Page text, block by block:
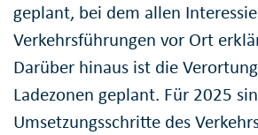
geplant, bei dem allen
Verkehrsführungen vor Ort
Darüber hinaus ist die
Ladezonen geplant. Für 2025
Umsetzungsschritte des